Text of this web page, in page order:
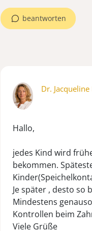
beantworten
Dr. Jacqueline
Hallo,
jedes Kind wird
bekommen.
Je später , desto so
Mindestens
Kontrollen beim